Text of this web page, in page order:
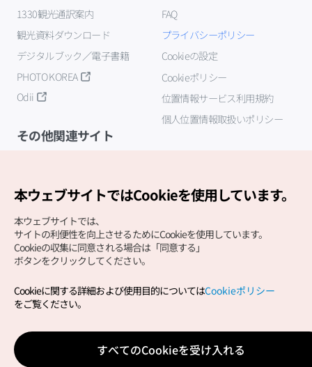
1330観光通訳案内
観光資料ダウンロード
デジタルブック／電子書籍
PHOTO KOREA
Odii
FAQ
プライバシーポリシー
Cookieの設定
Cookieポリシー
位置情報サービス利用規約
個人位置情報取扱いポリシー
その他関連サイト
Copyright (c) Korea Tourism Organization All Rights
サイトエラー報告公式メール
japanese@knto.or.kr
本ウェブサイトではCookieを使用しています。
本ウェブサイトでは、
サイトの利便性を向上させるためにCookieを使用しています。
Cookieの収集に同意される場合は「同意する」
ボタンをクリックしてください。
Cookieに関する詳細および使用目的についてはCookieポリシー
をご覧ください。
すべてのCookieを受け入れる